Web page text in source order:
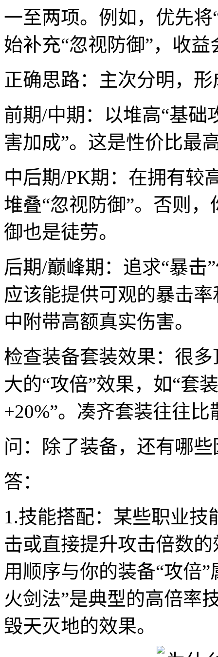
一至两项。例如，优先
始补充“忽视防御”，收益
正确思路：主次分明，
前期/中期：以堆高“基础
害加成”。这是性价比最
中后期/PK期：在拥有较
堆叠“忽视防御”。否则
御也是徒劳。
后期/巅峰期：追求“暴击
应该能提供可观的暴击
中附带高额真实伤害。
检查装备套装效果：很
大的“攻倍”效果，如“套
+20%”。凑齐套装往往
问：除了装备，还有哪
答：
1.技能搭配：某些职业
击或直接提升攻击倍数
用顺序与你的装备“攻倍
火剑法”是典型的高倍率
毁天灭地的效果。